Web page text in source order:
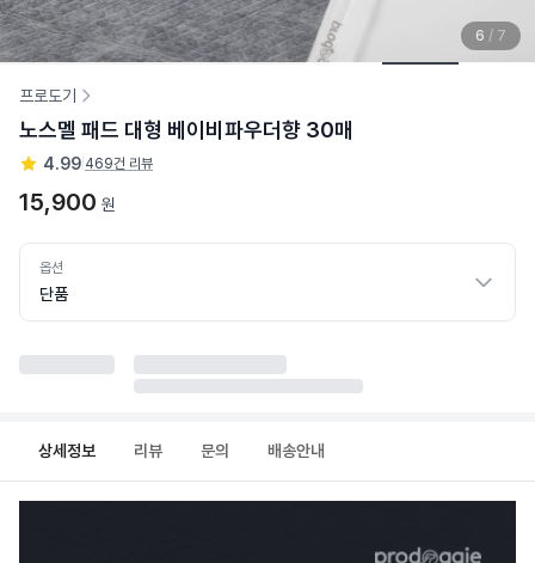
6 / 7
프로도기
노스멜 패드 대형 베이비파우더향 30매
4.99 469건 리뷰
15,900 원
옵션
단품
상세정보 리뷰 문의 배송안내